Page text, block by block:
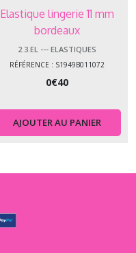
Elastique lingerie 11 mm
bordeaux
2.3.EL --- ELASTIQUES
RÉFÉRENCE : S1949B011072
0€40
AJOUTER AU PANIER